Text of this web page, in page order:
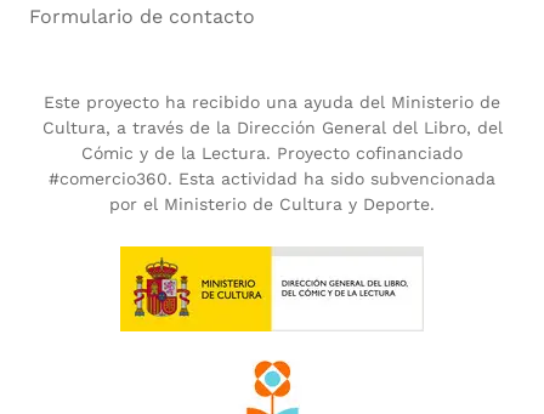
Formulario de contacto
Este proyecto ha recibido una ayuda del Ministerio de
Cultura, a través de la Dirección General del Libro, del
Cómic y de la Lectura. Proyecto cofinanciado
#comercio360. Esta actividad ha sido subvencionada
por el Ministerio de Cultura y Deporte.